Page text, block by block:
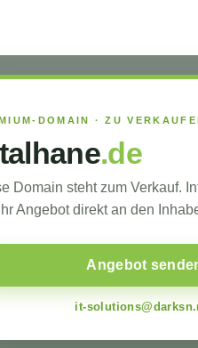
DOMAIN · ZU
.de
Domain steht zum Verkauf.
Angebot direkt an den
Angebot
it-